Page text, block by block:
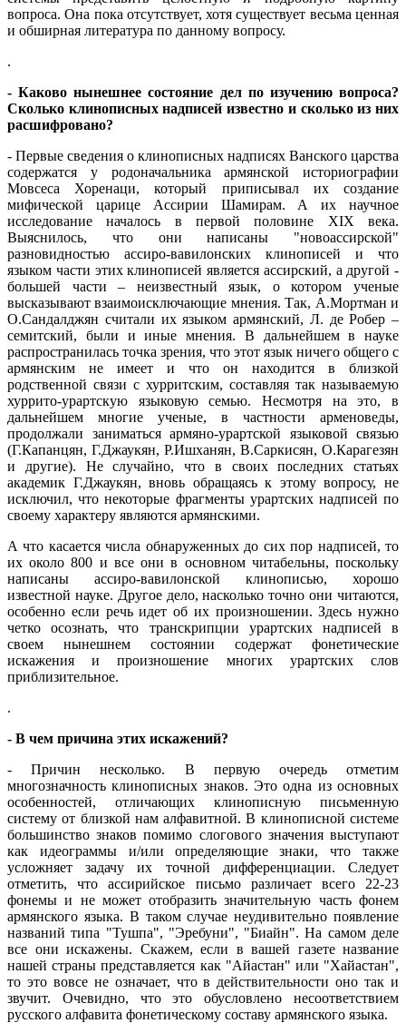
вопроса. Она пока отсутствует, хотя существует весьма ценная
и обширная литература по данному вопросу.
.
- Каково нынешнее состояние дел по изучению вопроса?
Сколько клинописных надписей известно и сколько из них
расшифровано?
- Первые сведения о клинописных надписях Ванского царства
содержатся у родоначальника армянской историографии
Мовсеса Хоренаци, который приписывал их создание
мифической царице Ассирии Шамирам. А их научное
исследование началось в первой половине XIX века.
Выяснилось, что они написаны "новoассирской"
разновидностью ассиро-вавилонских клинописей и что
языком части этих клинописей является ассирский, а другой -
большей части – неизвестный язык, о котором ученые
высказывают взаимоисключающие мнения. Так, А.Мортман и
О.Сандалджян считали их языком армянский, Л. де Робер –
семитский, были и иные мнения. В дальнейшем в науке
распространилась точка зрения, что этот язык ничего общего с
армянским не имеет и что он находится в близкой
родственной связи с хурритским, составляя так называемую
хуррито-урартскую языковую семью. Несмотря на это, в
дальнейшем многие ученые, в частности арменоведы,
продолжали заниматься армяно-урартской языковой связью
(Г.Капанцян, Г.Джаукян, Р.Ишханян, В.Саркисян, O.Карагезян
и другие). Не случайно, что в своих последних статьях
академик Г.Джаукян, вновь обращаясь к этому вопросу, не
исключил, что некоторые фрагменты урартских надписей по
своему характеру являются армянскими.
А что касается числа обнаруженных до сих пор надписей, то
их около 800 и все они в основном читабельны, поскольку
написаны ассиро-вавилонской клинописью, хорошо
известной науке. Другое дело, насколько точно они читаются,
особенно если речь идет об их произношении. Здесь нужно
четко осознать, что транскрипции урартских надписей в
своем нынешнем состоянии содержат фонетические
искажения и произношение многих урартских слов
приблизительное.
.
- В чем причина этих искажений?
- Причин несколько. В первую очередь отметим
многозначность клинописных знаков. Это одна из основных
особенностей, отличающих клинописную письменную
систему от близкой нам алфавитной. В клинописной системе
большинство знаков помимо слогового значения выступают
как идеограммы и/или определяющие знаки, что также
усложняет задачу их точной дифференциации. Следует
отметить, что ассирийское письмо различает всего 22-23
фонемы и не может отобразить значительную часть фонем
армянского языка. В таком случае неудивительно появление
названий типа "Тушпа", "Эребуни", "Биайн". На самом деле
все они искажены. Скажем, если в вашей газете название
нашей страны представляется как "Айастан" или "Хайастан",
то это вовсе не означает, что в действительности оно так и
звучит. Очевидно, что это обусловлено несоответствием
русского алфавита фонетическому составу армянского языка.